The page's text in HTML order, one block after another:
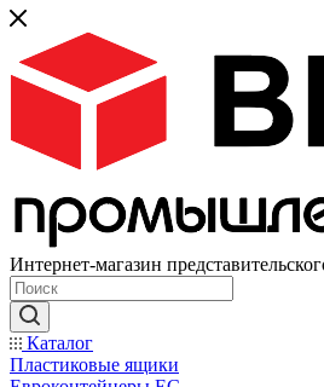
Интернет-магазин
Каталог
Пластиковые ящики